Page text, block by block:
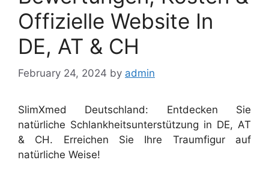
Offizielle Website In
DE, AT & CH
February 24, 2024 by admin
SlimXmed Deutschland: Entdecken Sie
natürliche Schlankheitsunterstützung in DE, AT
& CH. Erreichen Sie Ihre Traumfigur auf
natürliche Weise!